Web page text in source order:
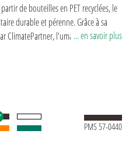
de bouteilles en PET recyclées, le
durable et pérenne. Grâce à sa
l'uma RECYCLED PET
durable supplémentaire à la
de 2.000 pièces, le modèle peut être
... en savoir plus
PMS 57-0440